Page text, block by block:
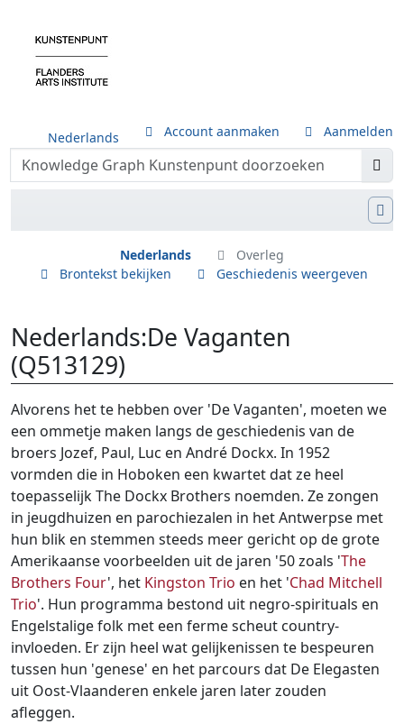
Nederlands Account aanmaken Aanmelden
Nederlands
Overleg
Brontekst bekijken
Geschiedenis weergeven
Nederlands:De Vaganten
(Q513129)
Ga naar:navigatie,zoeken
Alvorens het te hebben over 'De Vaganten', moeten we
een ommetje maken langs de geschiedenis van de
broers Jozef, Paul, Luc en André Dockx. In 1952
vormden die in Hoboken een kwartet dat ze heel
toepasselijk The Dockx Brothers noemden. Ze zongen
in jeugdhuizen en parochiezalen in het Antwerpse met
hun blik en stemmen steeds meer gericht op de grote
Amerikaanse voorbeelden uit de jaren '50 zoals 'The
Brothers Four', het Kingston Trio en het 'Chad Mitchell
Trio'. Hun programma bestond uit negro-spirituals en
Engelstalige folk met een ferme scheut country-
invloeden. Er zijn heel wat gelijkenissen te bespeuren
tussen hun 'genese' en het parcours dat De Elegasten
uit Oost-Vlaanderen enkele jaren later zouden
afleggen.